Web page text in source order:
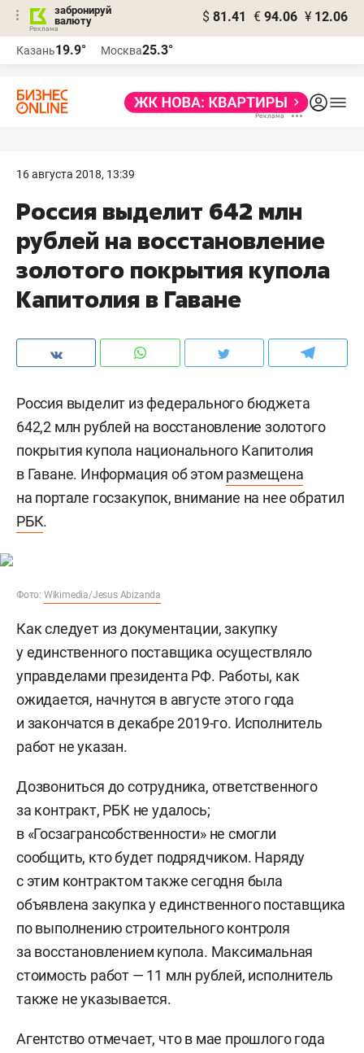
забронируй
валюту
$ 81.41 € 94.06 ¥ 12.06
Казань19.9° Москва25.3°
16 августа 2018, 13:39
Россия выделит 642 млн
рублей на восстановление
золотого покрытия купола
Капитолия в Гаване
Россия выделит из федерального бюджета
642,2 млн рублей на восстановление золотого
покрытия купола национального Капитолия
в Гаване. Информация об этом размещена
на портале госзакупок, внимание на нее обратил
РБК.
Фото: Wikimedia/Jesus Abizanda
Как следует из документации, закупку
у единственного поставщика осуществляло
управделами президента РФ. Работы, как
ожидается, начнутся в августе этого года
и закончатся в декабре 2019-го. Исполнитель
работ не указан.
Дозвониться до сотрудника, ответственного
за контракт, РБК не удалось;
в «Госзагрансобственности» не смогли
сообщить, кто будет подрядчиком. Наряду
с этим контрактом также сегодня была
объявлена закупка у единственного поставщика
по выполнению строительного контроля
за восстановлением купола. Максимальная
стоимость работ — 11 млн рублей, исполнитель
также не указывается.
Агентство отмечает, что в мае прошлого года